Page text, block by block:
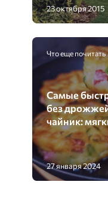
23 октября 2015
Что еще почитать
Cамые
без
чайник:
27 января 2024